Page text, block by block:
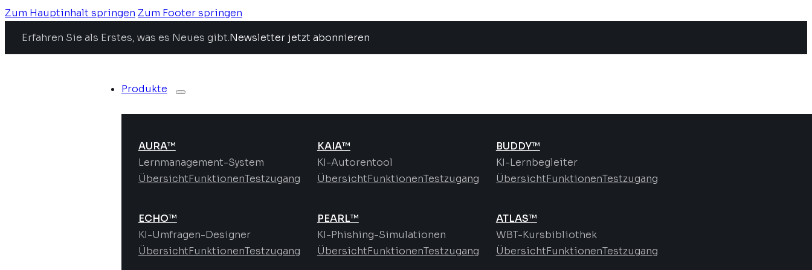
Zum Hauptinhalt springen Zum Footer springen
Erfahren Sie als Erstes, was es Neues gibt.Newsletter jetzt abonnieren
Produkte
AURA™
Lernmanagement-System
ÜbersichtFunktionenTestzugang
KAIA™
KI-Autorentool
ÜbersichtFunktionenTestzugang
BUDDY™
KI-Lernbegleiter
ÜbersichtFunktionenTestzugang
ECHO™
KI-Umfragen-Designer
ÜbersichtFunktionenTestzugang
PEARL™
KI-Phishing-Simulationen
ÜbersichtFunktionenTestzugang
ATLAS™
WBT-Kursbibliothek
ÜbersichtFunktionenTestzugang